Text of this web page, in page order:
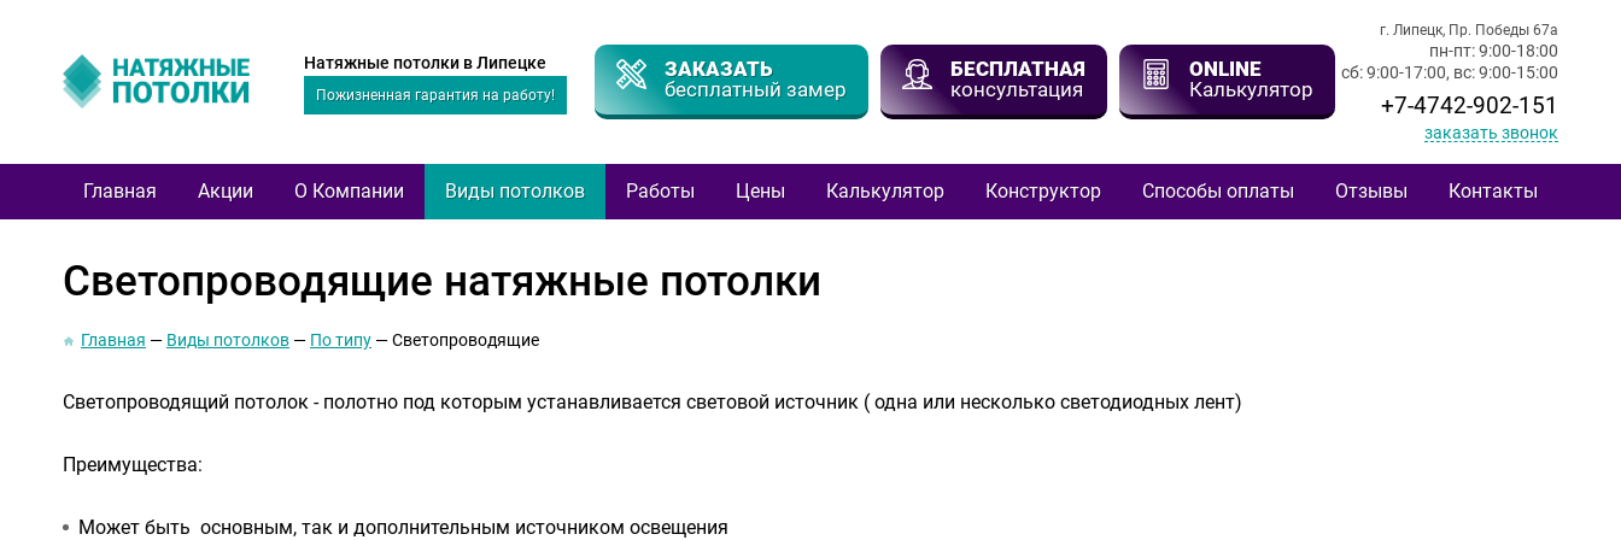
Натяжные потолки в Липецке
Пожизненная гарантия на работу!
ЗАКАЗАТЬ
бесплатный замер
БЕСПЛАТНАЯ
консультация
ONLINE
Калькулятор
г. Липецк, Пр. Победы 67а
пн-пт: 9:00-18:00
сб: 9:00-17:00, вс: 9:00-15:00
+7-4742-902-151
заказать звонок
Главная Акции О Компании Виды потолков Работы Цены Калькулятор Конструктор Способы оплаты Отзывы Контакты
Светопроводящие натяжные потолки
Главная Виды потолков По типу Светопроводящие
Светопроводящий потолок - полотно под которым устанавливается световой источник ( одна или несколько светодиодных лент)
Преимущества:
Может быть основным, так и дополнительным источником освещения